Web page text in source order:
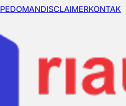
PEDOMANDISCLAIMERKONTAK